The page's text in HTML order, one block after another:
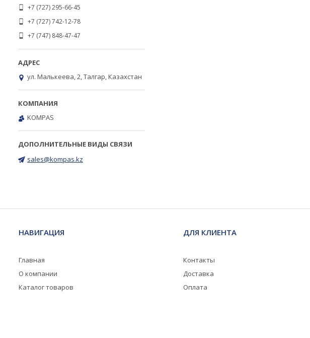
+7 (727) 295-66-45
+7 (727) 742-12-78
+7 (747) 848-47-47
ул. Малькеева, 2, Талгар, Казахстан
KOMPAS
sales@kompas.kz
НАВИГАЦИЯ
Главная
О компании
Каталог товаров
ДЛЯ КЛИЕНТА
Контакты
Доставка
Оплата